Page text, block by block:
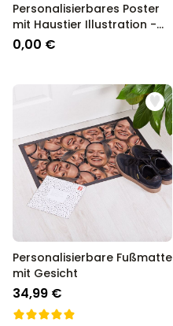
Personalisierbares Poster
mit Haustier Illustration -
Design
0,00 €
Personalisierbare Fußmatte
mit Gesicht
34,99 €